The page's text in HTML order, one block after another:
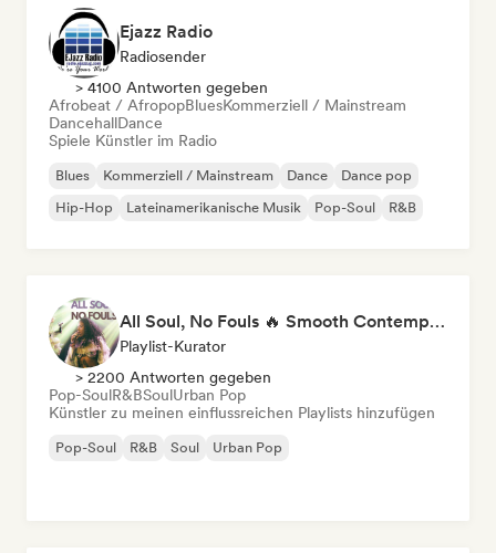
Ejazz Radio
Radiosender
> 4100 Antworten gegeben
Afrobeat / AfropopBluesKommerziell / Mainstream
DancehallDance
Spiele Künstler im Radio
Blues Kommerziell / Mainstream Dance
Dance pop
Hip-Hop
Lateinamerikanische Musik Pop-Soul R&B
All Soul, No Fouls 🔥 Smooth Contemporary R&B & Neo Soul
Playlist-Kurator
> 2200 Antworten gegeben
Pop-SoulR&BSoulUrban Pop
Künstler zu meinen einflussreichen Playlists hinzufügen
Pop-Soul R&B Soul Urban Pop